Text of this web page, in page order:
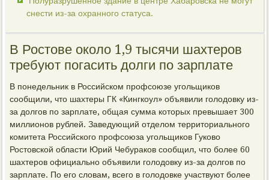
снести из-за охранного статуса.
В Ростове около 1,9 тысячи шахтеров
требуют погасить долги по зарплате
В понедельник в Российском профсоюзе угольщиков
сообщили, что шахтеры ГК «Кингкоул» объявили голодовку из-
за долгов по зарплате, общая сумма которых превышает 300
миллионов рублей. Заведующий отделом территориального
комитета Российского профсоюза угольщиков Гуково
Ростовской области Юрий Чебураков сообщил, что более 60
шахтеров официально объявили голодовку из-за долгов по
зарплате. По его словам, всего в голодовке участвуют более